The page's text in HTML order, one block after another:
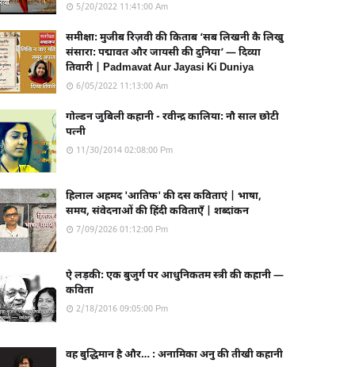
5/20/2022 11:41:00 Am
समीक्षा: मुजीब रिज़वी की किताब ‘सब लिखनी कै लिखु
संसारा: पद्मावत और जायसी की दुनिया’ — दिव्या
तिवारी | Padmavat Aur Jayasi Ki Duniya
6/05/2022 11:13:00 Am
गोल्डन जुबिली कहानी - रवीन्द्र कालिया: नौ साल छोटी
पत्नी
11/30/2014 02:08:00 Pm
हिलाल अहमद 'आतिफ' की दस कविताएं | भाषा,
समय, संवेदनाओं की हिंदी कविताएँ | शब्दांकन
7/09/2026 01:12:00 Pm
ऐ लड़की: एक बुजुर्ग पर आधुनिकतम स्त्री की कहानी —
कविता
2/18/2016 09:05:00 Pm
वह बुद्धिमान है और… : अनामिका अनु की तीखी कहानी